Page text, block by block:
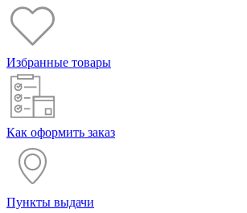
Избранные товары
Как оформить заказ
Пункты выдачи